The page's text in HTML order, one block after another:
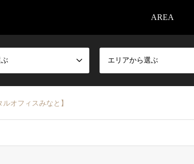
AREA
エリアから選ぶ
オフィスみなと】